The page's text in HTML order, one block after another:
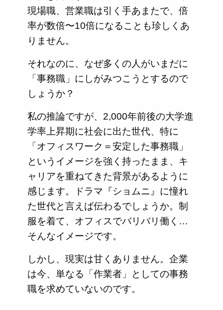
現場職、営業職は引く手あまたで、倍
率が数倍〜10倍になることも珍しくあ
りません。
それなのに、なぜ多くの人がいまだに
「事務職」にしがみつこうとするので
しょうか？
私の推論ですが、2,000年前後の大学進
学率上昇期に社会に出た世代、特に
「オフィスワーク＝安定した事務職」
というイメージを強く持ったまま、キ
ャリアを重ねてきた背景があるように
感じます。ドラマ『ショムニ』に憧れ
た世代と言えば伝わるでしょうか。制
服を着て、オフィスでバリバリ働く…
そんなイメージです。
しかし、現実は甘くありません。企業
は今、単なる「作業者」としての事務
職を求めていないのです。